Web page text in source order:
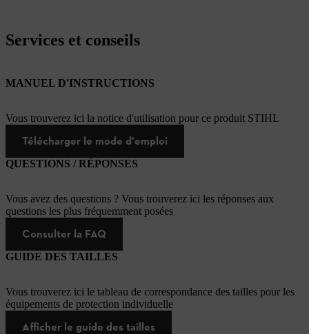
Services et conseils
MANUEL D'INSTRUCTIONS
Vous trouverez ici la notice d'utilisation pour ce produit STIHL
Télécharger le mode d'emploi
QUESTIONS / RÉPONSES
Vous avez des questions ? Vous trouverez ici les réponses aux
questions les plus fréquemment posées
Consulter la FAQ
GUIDE DES TAILLES
Vous trouverez ici le tableau de correspondance des tailles pour les
équipements de protection individuelle
Afficher le guide des tailles